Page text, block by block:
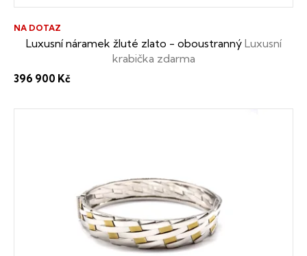
u
t
ů
Luxusní náramek žluté zlato - oboustranný Luxusní
krabička zdarma
NA DOTAZ
396 900 Kč